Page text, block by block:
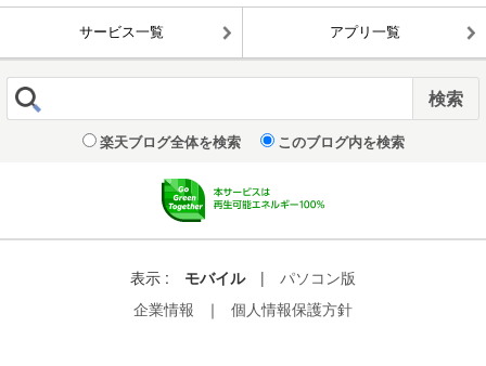
サービス一覧 アプリ一覧
楽天ブログ全体を検索 このブログ内を検索
表示 : モバイル |
パソコン版
企業情報
｜ 個人情報保護方針